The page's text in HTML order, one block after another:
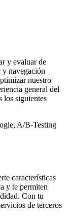
y evaluar de
navegación
nuestro
general del
los siguientes
A/B-Testing
características
y te permiten
Con tu
de terceros